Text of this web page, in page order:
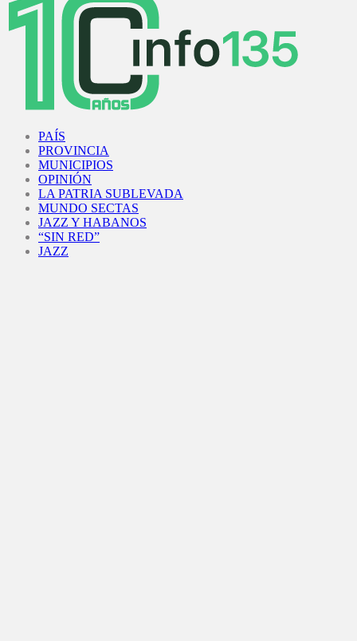
PAÍS
PROVINCIA
MUNICIPIOS
OPINIÓN
LA PATRIA SUBLEVADA
MUNDO SECTAS
JAZZ Y HABANOS
“SIN RED”
JAZZ